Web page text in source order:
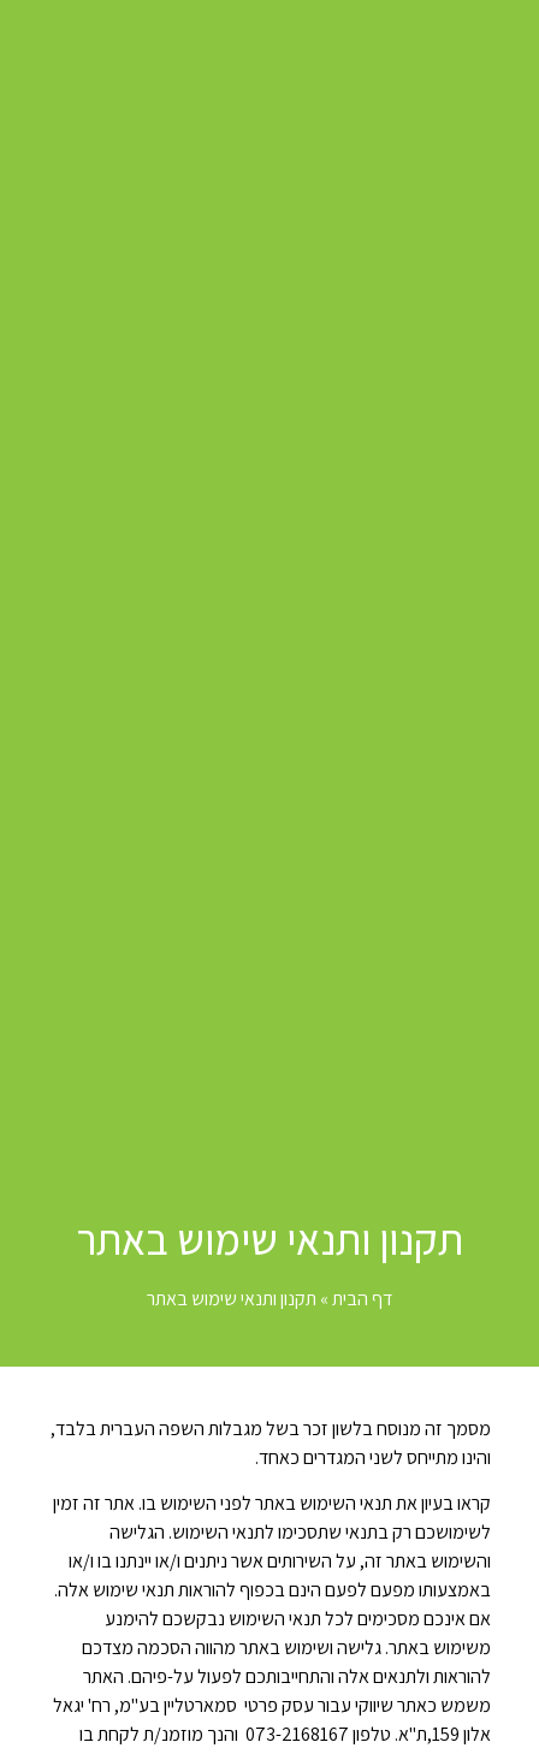
תקנון ותנאי שימוש באתר
דף הבית» תקנון ותנאי שימוש באתר
מסמך זה מנוסח בלשון זכר בשל מגבלות השפה העברית בלבד,
והינו מתייחס לשני המגדרים כאחד.
קראו בעיון את תנאי השימוש באתר לפני השימוש בו. אתר זה זמין
לשימושכם רק בתנאי שתסכימו לתנאי השימוש. הגלישה
והשימוש באתר זה, על השירותים אשר ניתנים ו/או יינתנו בו ו/או
באמצעותו מפעם לפעם הינם בכפוף להוראות תנאי שימוש אלה.
אם אינכם מסכימים לכל תנאי השימוש נבקשכם להימנע
משימוש באתר. גלישה ושימוש באתר מהווה הסכמה מצדכם
להוראות ולתנאים אלה והתחייבותכם לפעול על-פיהם. האתר
משמש כאתר שיווקי עבור עסק פרטי סמארטליין בע"מ, רח' יגאל
אלון 159,ת"א. טלפון 073-2168167 והנך מוזמנ/ת לקחת בו